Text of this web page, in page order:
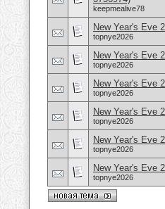
keepmealive78
New Year's Eve
topnye2026
New Year's Eve
topnye2026
New Year's Eve
topnye2026
New Year's Eve
topnye2026
New Year's Eve
topnye2026
New Year's Eve
topnye2026